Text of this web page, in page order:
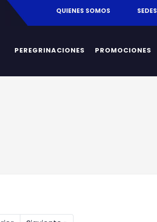
QUIENES SOMOS SEDES
PEREGRINACIONES PROMOCIONES